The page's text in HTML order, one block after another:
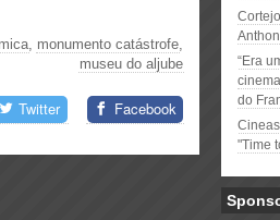
, monumento catástrofe,
museu do aljube
Twitter Facebook
“Era
do
"Time